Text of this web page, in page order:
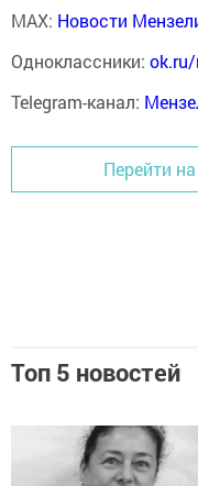
MAX: Новости
Одноклассники:
Telegram-канал:
Перейти
Топ 5 новостей